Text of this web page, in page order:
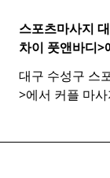
스포츠마사지
차이 풋앤바디>
대구 수성구 스
>에서 커플 마